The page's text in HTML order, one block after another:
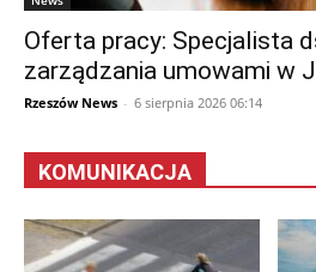
Oferta pracy: Specjalista
zarządzania umowami w
Rzeszów News - 6 sierpnia 2026 06:14
KOMUNIKACJA